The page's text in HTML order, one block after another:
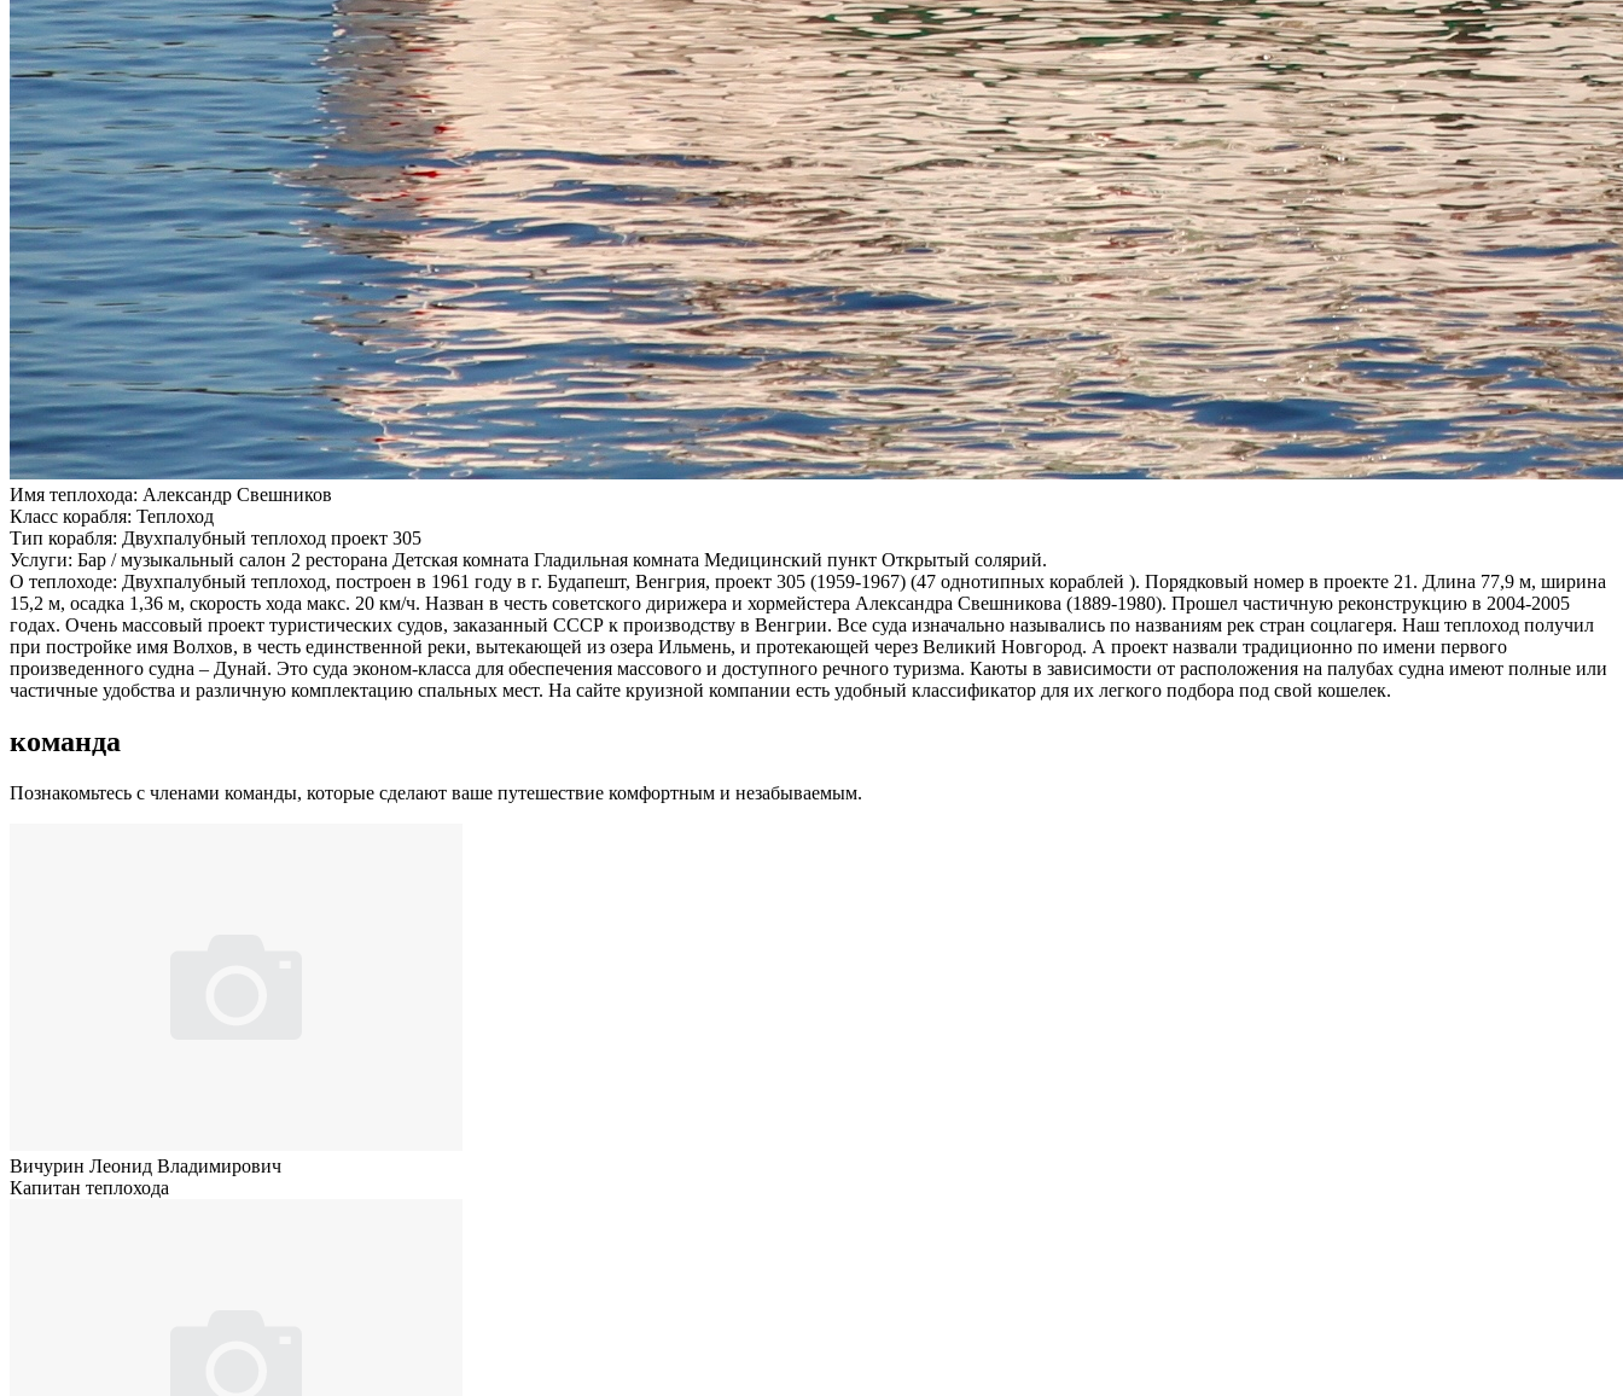
Имя теплохода: Александр Свешников
Класс корабля: Теплоход
Тип корабля: Двухпалубный теплоход проект 305
Услуги: Бар / музыкальный салон 2 ресторана Детская комната Гладильная комната Медицинский пункт Открытый солярий.
О теплоходе: Двухпалубный теплоход, построен в 1961 году в г. Будапешт, Венгрия, проект 305 (1959-1967) (47 однотипных кораблей ). Порядковый номер в проекте 21. Длина 77,9 м, ширина
15,2 м, осадка 1,36 м, скорость хода макс. 20 км/ч. Назван в честь советского дирижера и хормейстера Александра Свешникова (1889-1980). Прошел частичную реконструкцию в 2004-2005
годах. Очень массовый проект туристических судов, заказанный СССР к производству в Венгрии. Все суда изначально назывались по названиям рек стран соцлагеря. Наш теплоход получил
при постройке имя Волхов, в честь единственной реки, вытекающей из озера Ильмень, и протекающей через Великий Новгород. А проект назвали традиционно по имени первого
произведенного судна – Дунай. Это суда эконом-класса для обеспечения массового и доступного речного туризма. Каюты в зависимости от расположения на палубах судна имеют полные или
частичные удобства и различную комплектацию спальных мест. На сайте круизной компании есть удобный классификатор для их легкого подбора под свой кошелек.
команда
Познакомьтесь с членами команды, которые сделают ваше путешествие комфортным и незабываемым.
Вичурин Леонид Владимирович
Капитан теплохода